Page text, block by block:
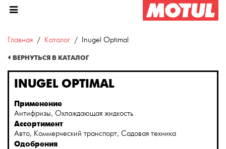
Главная Каталог Inugel Optimal
ВЕРНУТЬСЯ В КАТАЛОГ
INUGEL OPTIMAL
Применение
Антифризы, Охлаждающая жидкость
Ассортимент
Авто, Коммерческий транспорт, Садовая техника
Одобрения